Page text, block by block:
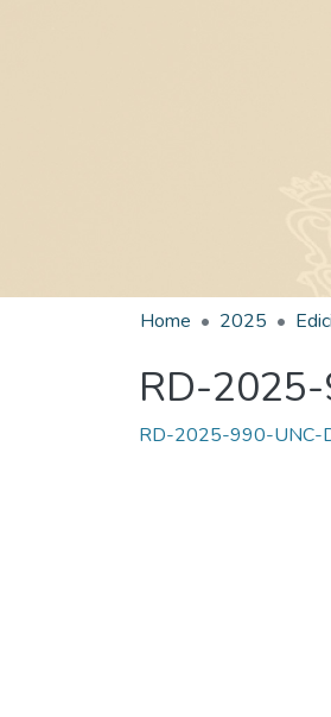
Home 2025
RD-
RD-2025-990-UNC-